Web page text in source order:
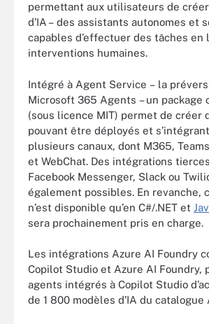
permettant aux utilisateurs de
d’IA – des assistants autonomes et
capables d’effectuer des tâches en
interventions humaines.
Intégré à Agent Service – la
Microsoft 365 Agents – un package
(sous licence MIT) permet de créer
pouvant être déployés et
plusieurs canaux, dont M365,
et WebChat. Des intégrations
Facebook Messenger, Slack ou
également possibles. En revanche,
n’est disponible qu’en C#/.NET et
sera prochainement pris en charge.
Les intégrations Azure AI Foundry
Copilot Studio et Azure AI Foundry,
agents intégrés à Copilot Studio
de 1 800 modèles d’IA du catalogue